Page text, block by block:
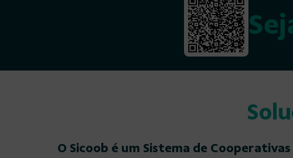
O Sicoob é um Sistema de